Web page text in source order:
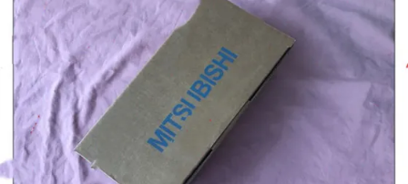
REFERENZEN
SITEMAP
PRIVACY